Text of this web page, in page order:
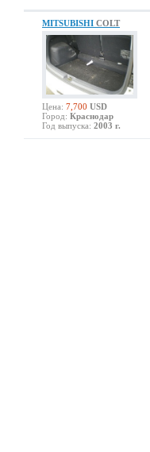
MITSUBISHI COLT
Цена: 7,700 USD
Город: Краснодар
Год выпуска: 2003 г.